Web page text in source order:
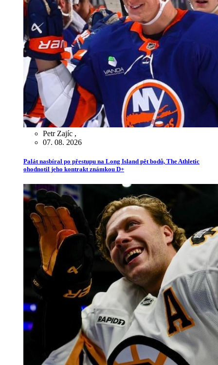
Petr Zajíc ,
07. 08. 2026
Palát nasbíral po přestupu na Long Island pět bodů, The Athletic
ohodnotil jeho kontrakt známkou D+